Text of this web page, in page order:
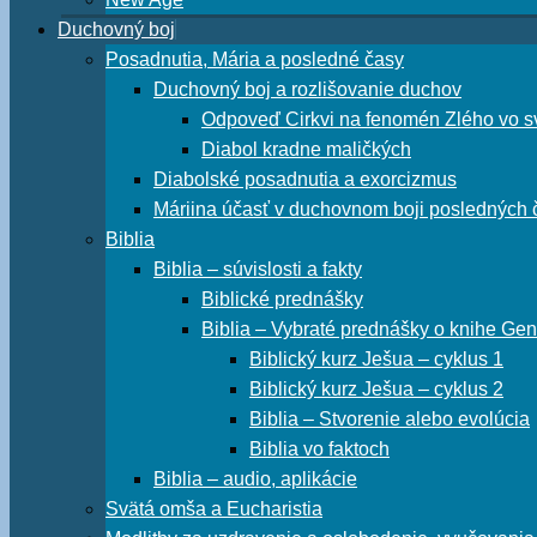
Duchovný boj
Posadnutia, Mária a posledné časy
Duchovný boj a rozlišovanie duchov
Odpoveď Cirkvi na fenomén Zlého vo
Diabol kradne maličkých
Diabolské posadnutia a exorcizmus
Máriina účasť v duchovnom boji posledných
Biblia
Biblia – súvislosti a fakty
Biblické prednášky
Biblia – Vybraté prednášky o knihe
Biblický kurz Ješua – cyklus 1
Biblický kurz Ješua – cyklus 2
Biblia – Stvorenie alebo evolúcia
Biblia vo faktoch
Biblia – audio, aplikácie
Svätá omša a Eucharistia